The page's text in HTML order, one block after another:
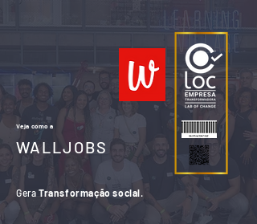
WALLJOBS
Veja como a
Gera Transformação social.